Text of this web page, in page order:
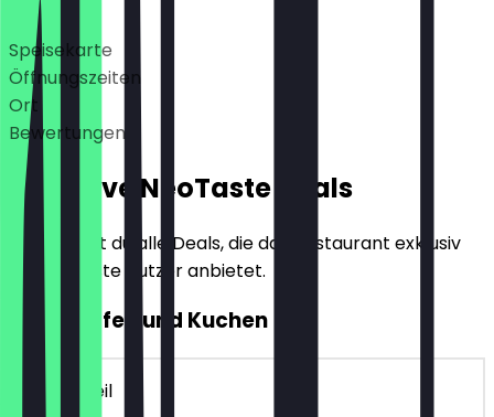
Deals
Speisekarte
Öffnungszeiten
Ort
Bewertungen
Exklusive NeoTaste Deals
Hier findest du alle Deals, die das Restaurant exklusiv
für NeoTaste Nutzer anbietet.
2für1 Kaffee und Kuchen
~6 € Vorteil